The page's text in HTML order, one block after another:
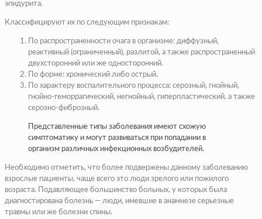
эпидурита.
Классифицируют их по следующим признакам:
По распространенности очага в организме: диффузный,
реактивный (ограниченный), разлитой, а также распространенный
двухсторонний или же односторонний.
По форме: хронический либо острый.
По характеру воспалительного процесса: серозный, гнойный,
гнойно-геморрагический, негнойный, гиперпластический, а также
серозно-фиброзный.
Представленные типы заболевания имеют схожую
симптоматику и могут развиваться при попадании в
организм различных инфекционных возбудителей.
Необходимо отметить, что более подвержены данному заболеванию
взрослые пациенты, чаще всего это люди зрелого или пожилого
возраста. Подавляющее большинство больных, у которых была
диагностирована болезнь — люди, имевшие в анамнезе серьезные
травмы или же болезни спины.